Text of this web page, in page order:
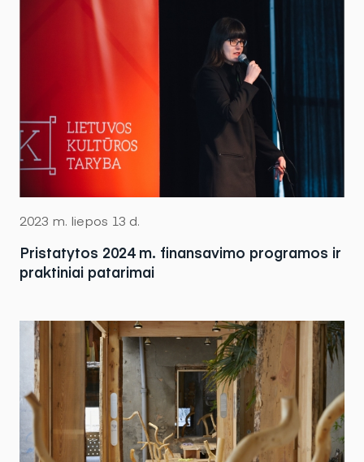
2023 m. liepos 13 d.
Pristatytos 2024 m. finansavimo programos ir
praktiniai patarimai